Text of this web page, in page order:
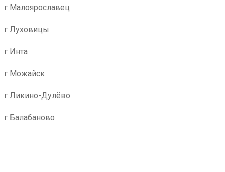
г Малоярославец
г Луховицы
г Инта
г Можайск
г Ликино-Дулёво
г Балабаново